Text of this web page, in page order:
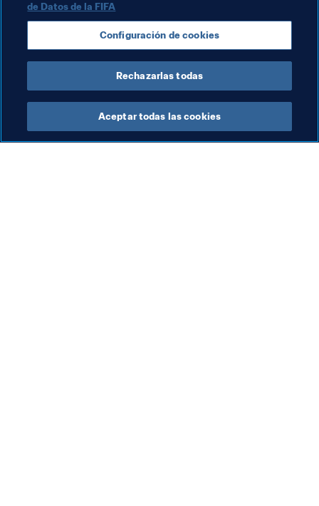
Temas relacionados
Switzerland UEFA
de Datos de la FIFA
Configuración de cookies
Rechazarlas todas
Aceptar todas las cookies